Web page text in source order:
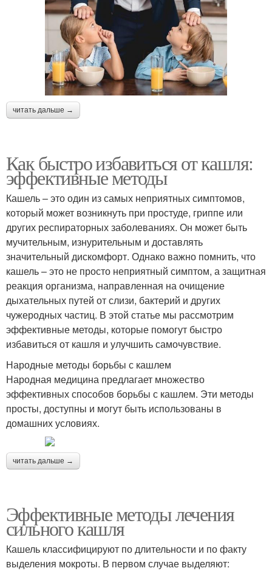
читать дальше →
Как быстро избавиться от кашля:
эффективные методы
Кашель – это один из самых неприятных симптомов,
который может возникнуть при простуде, гриппе или
других респираторных заболеваниях. Он может быть
мучительным, изнурительным и доставлять
значительный дискомфорт. Однако важно помнить, что
кашель – это не просто неприятный симптом, а защитная
реакция организма, направленная на очищение
дыхательных путей от слизи, бактерий и других
чужеродных частиц. В этой статье мы рассмотрим
эффективные методы, которые помогут быстро
избавиться от кашля и улучшить самочувствие.
Народные методы борьбы с кашлем
Народная медицина предлагает множество
эффективных способов борьбы с кашлем. Эти методы
просты, доступны и могут быть использованы в
домашних условиях.
читать дальше →
Эффективные методы лечения
сильного кашля
Кашель классифицируют по длительности и по факту
выделения мокроты. В первом случае выделяют: